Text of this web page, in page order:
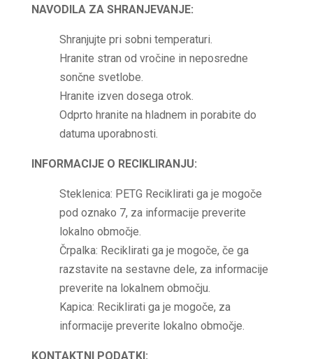
NAVODILA ZA SHRANJEVANJE:
Shranjujte pri sobni temperaturi.
Hranite stran od vročine in neposredne
sončne svetlobe.
Hranite izven dosega otrok.
Odprto hranite na hladnem in porabite do
datuma uporabnosti.
INFORMACIJE O RECIKLIRANJU:
Steklenica: PETG Reciklirati ga je mogoče
pod oznako 7, za informacije preverite
lokalno območje.
Črpalka: Reciklirati ga je mogoče, če ga
razstavite na sestavne dele, za informacije
preverite na lokalnem območju.
Kapica: Reciklirati ga je mogoče, za
informacije preverite lokalno območje.
KONTAKTNI PODATKI: